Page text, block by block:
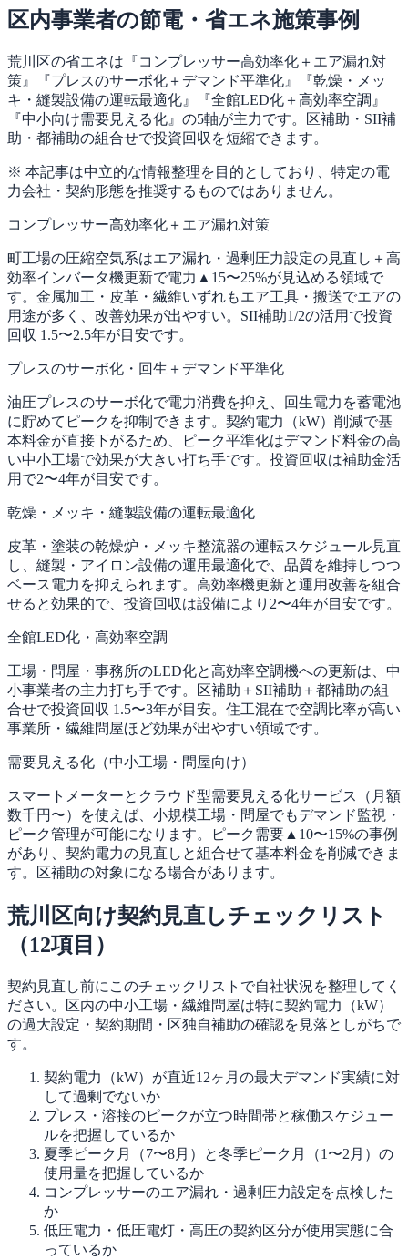
区内事業者の節電・省エネ施策事例
荒川区の省エネは『コンプレッサー高効率化＋エア漏れ対
策』『プレスのサーボ化＋デマンド平準化』『乾燥・メッ
キ・縫製設備の運転最適化』『全館LED化＋高効率空調』
『中小向け需要見える化』の5軸が主力です。区補助・SII補
助・都補助の組合せで投資回収を短縮できます。
※ 本記事は中立的な情報整理を目的としており、特定の電
力会社・契約形態を推奨するものではありません。
コンプレッサー高効率化＋エア漏れ対策
町工場の圧縮空気系はエア漏れ・過剰圧力設定の見直し＋高
効率インバータ機更新で電力▲15〜25%が見込める領域で
す。金属加工・皮革・繊維いずれもエア工具・搬送でエアの
用途が多く、改善効果が出やすい。SII補助1/2の活用で投資
回収 1.5〜2.5年が目安です。
プレスのサーボ化・回生＋デマンド平準化
油圧プレスのサーボ化で電力消費を抑え、回生電力を蓄電池
に貯めてピークを抑制できます。契約電力（kW）削減で基
本料金が直接下がるため、ピーク平準化はデマンド料金の高
い中小工場で効果が大きい打ち手です。投資回収は補助金活
用で2〜4年が目安です。
乾燥・メッキ・縫製設備の運転最適化
皮革・塗装の乾燥炉・メッキ整流器の運転スケジュール見直
し、縫製・アイロン設備の運用最適化で、品質を維持しつつ
ベース電力を抑えられます。高効率機更新と運用改善を組合
せると効果的で、投資回収は設備により2〜4年が目安です。
全館LED化・高効率空調
工場・問屋・事務所のLED化と高効率空調機への更新は、中
小事業者の主力打ち手です。区補助＋SII補助＋都補助の組
合せで投資回収 1.5〜3年が目安。住工混在で空調比率が高い
事業所・繊維問屋ほど効果が出やすい領域です。
需要見える化（中小工場・問屋向け）
スマートメーターとクラウド型需要見える化サービス（月額
数千円〜）を使えば、小規模工場・問屋でもデマンド監視・
ピーク管理が可能になります。ピーク需要▲10〜15%の事例
があり、契約電力の見直しと組合せて基本料金を削減できま
す。区補助の対象になる場合があります。
荒川区向け契約見直しチェックリスト
（12項目）
契約見直し前にこのチェックリストで自社状況を整理してく
ださい。区内の中小工場・繊維問屋は特に契約電力（kW）
の過大設定・契約期間・区独自補助の確認を見落としがちで
す。
契約電力（kW）が直近12ヶ月の最大デマンド実績に対
して過剰でないか
プレス・溶接のピークが立つ時間帯と稼働スケジュー
ルを把握しているか
夏季ピーク月（7〜8月）と冬季ピーク月（1〜2月）の
使用量を把握しているか
コンプレッサーのエア漏れ・過剰圧力設定を点検した
か
低圧電力・低圧電灯・高圧の契約区分が使用実態に合
っているか